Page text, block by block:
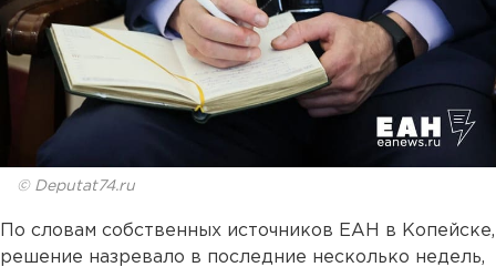
© Deputat74.ru
По словам собственных источников ЕАН в Копейске,
решение назревало в последние несколько недель,